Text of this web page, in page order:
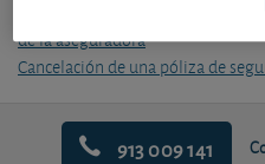
Reclamación al Servicio de
de la aseguradora
Cancelación de una póliza de
913 009 141